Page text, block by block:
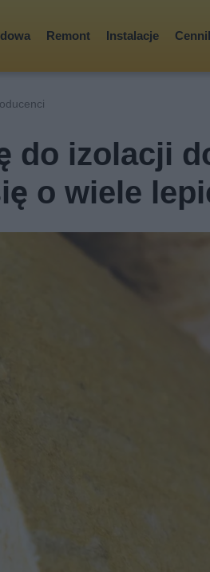
Remont Instalacje
do izolacji
o wiele